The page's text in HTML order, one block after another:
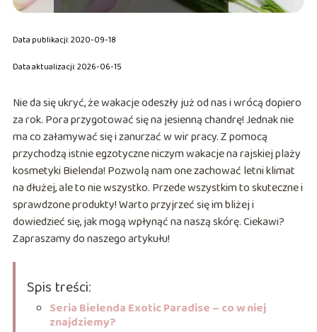
Data publikacji: 2020-09-18
Data aktualizacji: 2026-06-15
Nie da się ukryć, że wakacje odeszły już od nas i wrócą dopiero
za rok. Pora przygotować się na jesienną chandrę! Jednak nie
ma co załamywać się i zanurzać w wir pracy. Z pomocą
przychodzą istnie egzotyczne niczym wakacje na rajskiej plaży
kosmetyki Bielenda! Pozwolą nam one zachować letni klimat
na dłużej, ale to nie wszystko. Przede wszystkim to skuteczne i
sprawdzone produkty! Warto przyjrzeć się im bliżej i
dowiedzieć się, jak mogą wpłynąć na naszą skórę. Ciekawi?
Zapraszamy do naszego artykułu!
Spis treści:
Seria Bielenda Exotic Paradise – co w niej
znajdziemy?